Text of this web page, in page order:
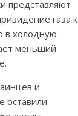
представляют
газа к
в холодную
меньший
и
оставили